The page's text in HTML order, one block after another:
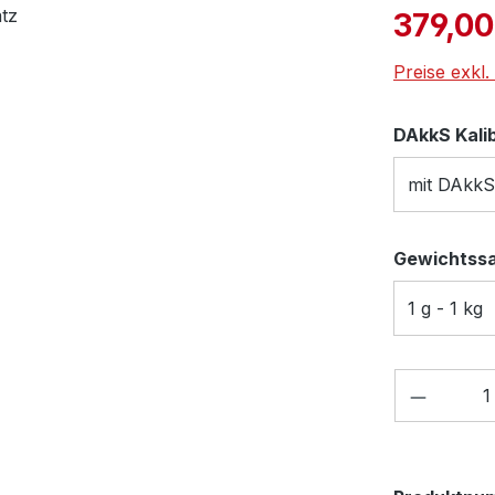
Preise
DAkkS
mit DAkkS
1 g - 1 kg